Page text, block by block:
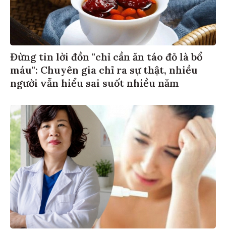
Đừng tin lời đồn "chỉ cần ăn táo đỏ là bổ
máu": Chuyên gia chỉ ra sự thật, nhiều
người vẫn hiểu sai suốt nhiều năm